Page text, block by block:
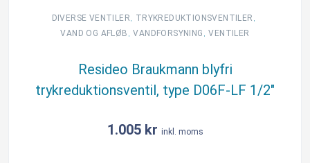
DIVERSE VENTILER, TRYKREDUKTIONSVENTILER ,
VAND OG AFLØB ,VANDFORSYNING ,VENTILER
Resideo Braukmann blyfri
trykreduktionsventil, type D06F-LF 1/2″
1.005 kr inkl. moms